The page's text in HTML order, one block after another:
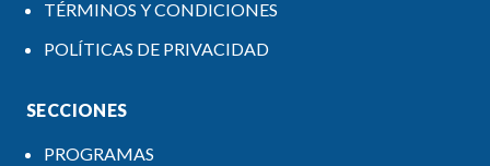
TÉRMINOS Y CONDICIONES
POLÍTICAS DE PRIVACIDAD
SECCIONES
PROGRAMAS